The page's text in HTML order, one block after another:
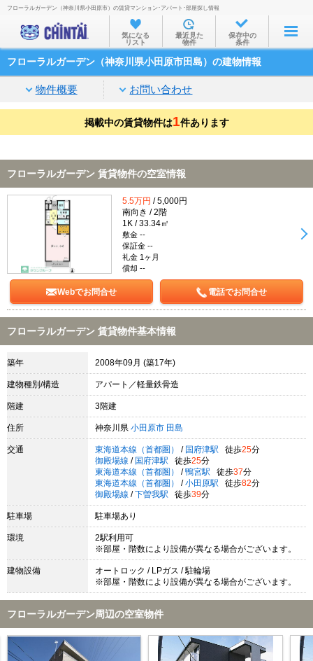
お部屋を探す
沿線・駅から
家賃相場から
通勤通学時間から
不動産会社から
TOP
フローラルガーデン（神奈川県小田原市）の賃貸マンション･アパート･部屋探し情報
気になる
リスト
最近見た
物件
保存中の
条件
フローラルガーデン（神奈川県小田原市田島）の建物情報
物件概要 お問い合わせ
掲載中の賃貸物件は1件あります
フローラルガーデン 賃貸物件の空室情報
5.5万円 / 5,000円
南向き / 2階
1K / 33.34㎡
敷金 --
保証金 --
礼金 1ヶ月
償却 --
Webでお問合せ 電話でお問合せ
フローラルガーデン 賃貸物件基本情報
築年 2008年09月 (築17年)
建物種別/構造 アパート／軽量鉄骨造
階建 3階建
住所 神奈川県 小田原市 田島
交通 東海道本線（首都圏） / 国府津駅 徒歩25分
御殿場線 / 国府津駅 徒歩25分
東海道本線（首都圏）
/ 鴨宮駅 徒歩37分
東海道本線（首都圏）
/ 小田原駅 徒歩82分
御殿場線 / 下曽我駅 徒歩39分
駐車場 駐車場あり
環境
2駅利用可
※部屋・階数により設備が異なる場合がございます。
建物設備
オートロック / LPガス / 駐輪場
※部屋・階数により設備が異なる場合がございます。
フローラルガーデン周辺の空室物件